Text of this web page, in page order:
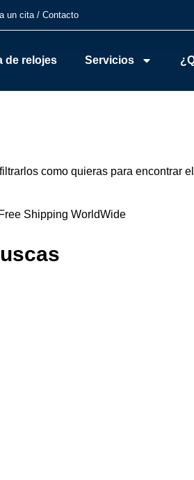
un cita / Contacto
de relojes Servicios
como quieras para encontrar
Free Shipping WorldWide